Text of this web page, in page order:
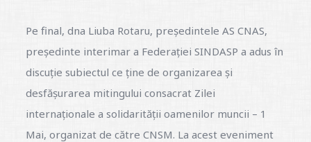
Pe final, dna Liuba Rotaru, președintele AS CNAS,
președinte interimar a Federației SINDASP a adus în
discuție subiectul ce ține de organizarea și
desfășurarea mitingului consacrat Zilei
internaționale a solidarității oamenilor muncii – 1
Mai, organizat de către CNSM. La acest eveniment